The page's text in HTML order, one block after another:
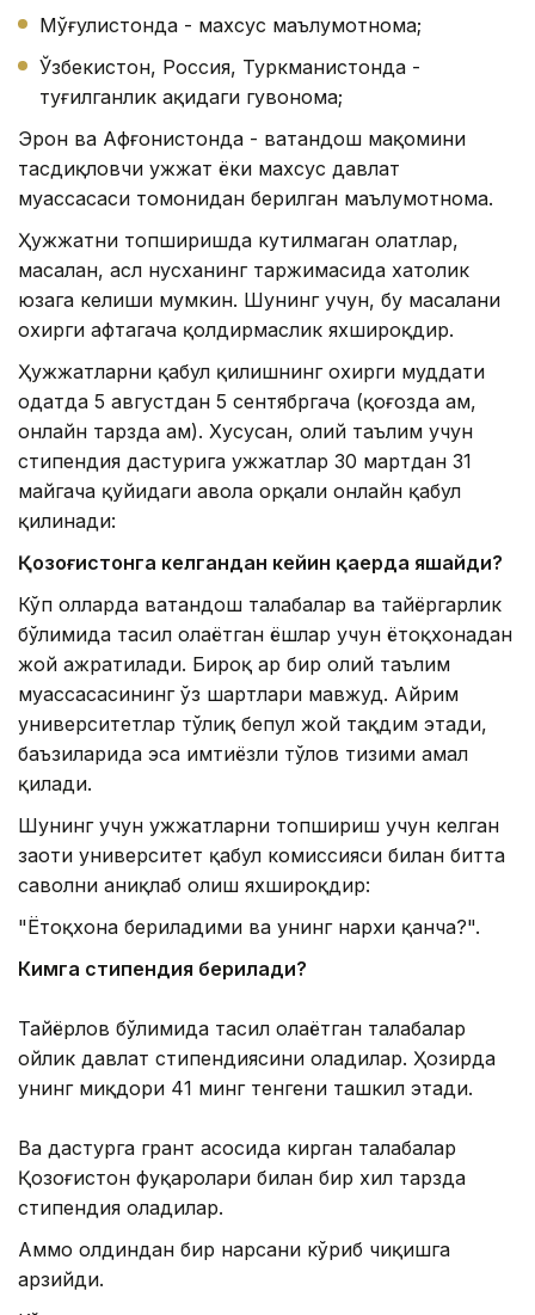
Мўғулистонда - махсус маълумотнома;
Ўзбекистон, Россия, Туркманистонда -
туғилганлик ҳақидаги гувоҳнома;
Эрон ва Афғонистонда - ватандош мақомини
тасдиқловчи ҳужжат ёки махсус давлат
муассасаси томонидан берилган маълумотнома.
Ҳужжатни топширишда кутилмаган ҳолатлар,
масалан, асл нусханинг таржимасида хатолик
юзага келиши мумкин. Шунинг учун, бу масалани
охирги ҳафтагача қолдирмаслик яхшироқдир.
Ҳужжатларни қабул қилишнинг охирги муддати
одатда 5 августдан 5 сентябргача (қоғозда ҳам,
онлайн тарзда ҳам). Хусусан, олий таълим учун
стипендия дастурига ҳужжатлар 30 мартдан 31
майгача қуйидаги ҳавола орқали онлайн қабул
қилинади:
Қозоғистонга келгандан кейин қаерда яшайди?
Кўп ҳолларда ватандош талабалар ва тайёргарлик
бўлимида таҳсил олаётган ёшлар учун ётоқхонадан
жой ажратилади. Бироқ ҳар бир олий таълим
муассасасининг ўз шартлари мавжуд. Айрим
университетлар тўлиқ бепул жой тақдим этади,
баъзиларида эса имтиёзли тўлов тизими амал
қилади.
Шунинг учун ҳужжатларни топшириш учун келган
заҳоти университет қабул комиссияси билан битта
саволни аниқлаб олиш яхшироқдир:
"Ётоқхона бериладими ва унинг нархи қанча?".
Кимга стипендия берилади?
Тайёрлов бўлимида таҳсил олаётган талабалар
ойлик давлат стипендиясини оладилар. Ҳозирда
унинг миқдори 41 минг тенгени ташкил этади.
Ва дастурга грант асосида кирган талабалар
Қозоғистон фуқаролари билан бир хил тарзда
стипендия оладилар.
Аммо олдиндан бир нарсани кўриб чиқишга
арзийди.